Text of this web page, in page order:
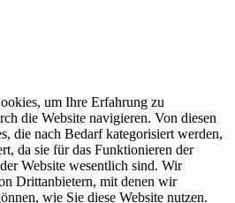
um Ihre Erfahrung zu
die Website navigieren. Von diesen
die nach Bedarf kategorisiert werden,
da sie für das Funktionieren der
Website wesentlich sind. Wir
Drittanbietern, mit denen wir
wie Sie diese Website nutzen.